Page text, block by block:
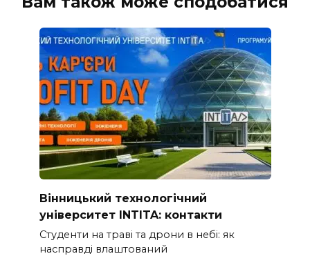
Вінницький технологічний
університет INTITA: контакти
Студенти на траві та дрони в небі: як
насправді влаштований